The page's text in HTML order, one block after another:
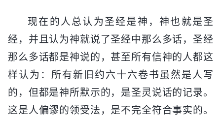
现在的人总认为圣经是神，神也就是圣
经，并且认为神就说了圣经中那么多话，圣经
那么多话都是神说的，甚至所有信神的人都这
样认为：所有新旧约六十六卷书虽然是人写
的，但都是神所默示的，是圣灵说话的记录。
这是人偏谬的领受法，是不完全符合事实的。